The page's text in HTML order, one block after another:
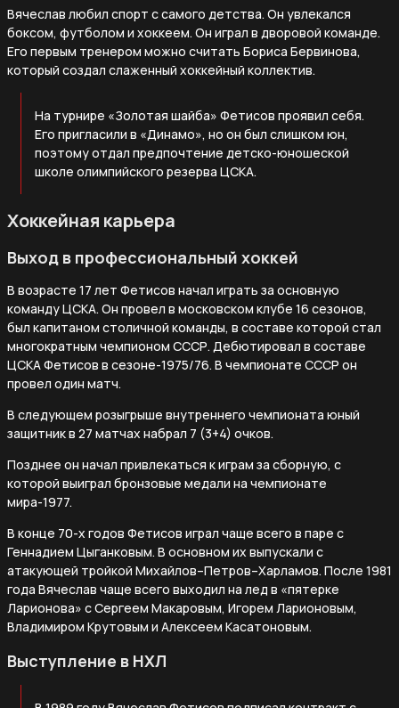
Вячеслав любил спорт с самого детства. Он увлекался
боксом, футболом и хоккеем. Он играл в дворовой команде.
Его первым тренером можно считать Бориса Бервинова,
который создал слаженный хоккейный коллектив.
На турнире «Золотая шайба» Фетисов проявил себя.
Его пригласили в «Динамо», но он был слишком юн,
поэтому отдал предпочтение детско-юношеской
школе олимпийского резерва ЦСКА.
Хоккейная карьера
Выход в профессиональный хоккей
В возрасте 17 лет Фетисов начал играть за основную
команду ЦСКА. Он провел в московском клубе 16 сезонов,
был капитаном столичной команды, в составе которой стал
многократным чемпионом СССР. Дебютировал в составе
ЦСКА Фетисов в сезоне-1975/76. В чемпионате СССР он
провел один матч.
В следующем розыгрыше внутреннего чемпионата юный
защитник в 27 матчах набрал 7 (3+4) очков.
Позднее он начал привлекаться к играм за сборную, с
которой выиграл бронзовые медали на чемпионате
мира-1977.
В конце 70-х годов Фетисов играл чаще всего в паре с
Геннадием Цыганковым. В основном их выпускали с
атакующей тройкой Михайлов–Петров–Харламов. После 1981
года Вячеслав чаще всего выходил на лед в «пятерке
Ларионова» с Сергеем Макаровым, Игорем Ларионовым,
Владимиром Крутовым и Алексеем Касатоновым.
Выступление в НХЛ